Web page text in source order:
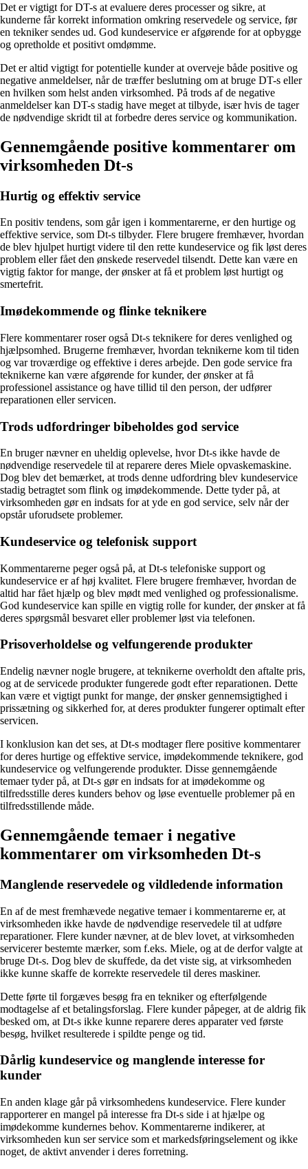
Det er vigtigt for DT-s at evaluere deres processer og sikre, at
kunderne får korrekt information omkring reservedele og service, før
en tekniker sendes ud. God kundeservice er afgørende for at opbygge
og opretholde et positivt omdømme.
Det er altid vigtigt for potentielle kunder at overveje både positive og
negative anmeldelser, når de træffer beslutning om at bruge DT-s eller
en hvilken som helst anden virksomhed. På trods af de negative
anmeldelser kan DT-s stadig have meget at tilbyde, især hvis de tager
de nødvendige skridt til at forbedre deres service og kommunikation.
Gennemgående positive kommentarer om
virksomheden Dt-s
Hurtig og effektiv service
En positiv tendens, som går igen i kommentarerne, er den hurtige og
effektive service, som Dt-s tilbyder. Flere brugere fremhæver, hvordan
de blev hjulpet hurtigt videre til den rette kundeservice og fik løst deres
problem eller fået den ønskede reservedel tilsendt. Dette kan være en
vigtig faktor for mange, der ønsker at få et problem løst hurtigt og
smertefrit.
Imødekommende og flinke teknikere
Flere kommentarer roser også Dt-s teknikere for deres venlighed og
hjælpsomhed. Brugerne fremhæver, hvordan teknikerne kom til tiden
og var troværdige og effektive i deres arbejde. Den gode service fra
teknikerne kan være afgørende for kunder, der ønsker at få
professionel assistance og have tillid til den person, der udfører
reparationen eller servicen.
Trods udfordringer bibeholdes god service
En bruger nævner en uheldig oplevelse, hvor Dt-s ikke havde de
nødvendige reservedele til at reparere deres Miele opvaskemaskine.
Dog blev det bemærket, at trods denne udfordring blev kundeservice
stadig betragtet som flink og imødekommende. Dette tyder på, at
virksomheden gør en indsats for at yde en god service, selv når der
opstår uforudsete problemer.
Kundeservice og telefonisk support
Kommentarerne peger også på, at Dt-s telefoniske support og
kundeservice er af høj kvalitet. Flere brugere fremhæver, hvordan de
altid har fået hjælp og blev mødt med venlighed og professionalisme.
God kundeservice kan spille en vigtig rolle for kunder, der ønsker at få
deres spørgsmål besvaret eller problemer løst via telefonen.
Prisoverholdelse og velfungerende produkter
Endelig nævner nogle brugere, at teknikerne overholdt den aftalte pris,
og at de servicede produkter fungerede godt efter reparationen. Dette
kan være et vigtigt punkt for mange, der ønsker gennemsigtighed i
prissætning og sikkerhed for, at deres produkter fungerer optimalt efter
servicen.
I konklusion kan det ses, at Dt-s modtager flere positive kommentarer
for deres hurtige og effektive service, imødekommende teknikere, god
kundeservice og velfungerende produkter. Disse gennemgående
temaer tyder på, at Dt-s gør en indsats for at imødekomme og
tilfredsstille deres kunders behov og løse eventuelle problemer på en
tilfredsstillende måde.
Gennemgående temaer i negative
kommentarer om virksomheden Dt-s
Manglende reservedele og vildledende information
En af de mest fremhævede negative temaer i kommentarerne er, at
virksomheden ikke havde de nødvendige reservedele til at udføre
reparationer. Flere kunder nævner, at de blev lovet, at virksomheden
servicerer bestemte mærker, som f.eks. Miele, og at de derfor valgte at
bruge Dt-s. Dog blev de skuffede, da det viste sig, at virksomheden
ikke kunne skaffe de korrekte reservedele til deres maskiner.
Dette førte til forgæves besøg fra en tekniker og efterfølgende
modtagelse af et betalingsforslag. Flere kunder påpeger, at de aldrig fik
besked om, at Dt-s ikke kunne reparere deres apparater ved første
besøg, hvilket resulterede i spildte penge og tid.
Dårlig kundeservice og manglende interesse for
kunder
En anden klage går på virksomhedens kundeservice. Flere kunder
rapporterer en mangel på interesse fra Dt-s side i at hjælpe og
imødekomme kundernes behov. Kommentarerne indikerer, at
virksomheden kun ser service som et markedsføringselement og ikke
noget, de aktivt anvender i deres forretning.